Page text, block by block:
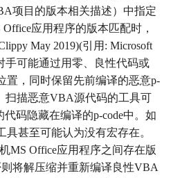
Discovery
Execution
Exfiltration
Impact
InitialAccess
项目的版本相关描述）中指定
应用程序的版本匹配时，
May 2019)(引用: Microsoft
手可能通过用零、良性代码或
置，同时保留先前编译的恶意p-
扫描恶意VBA源代码的工具可
码隐藏在编译的p-code中。如
甚至可能认为没有宏存在。
MS Office应用程序之间存在版
将解压缩并重新编译良性VBA